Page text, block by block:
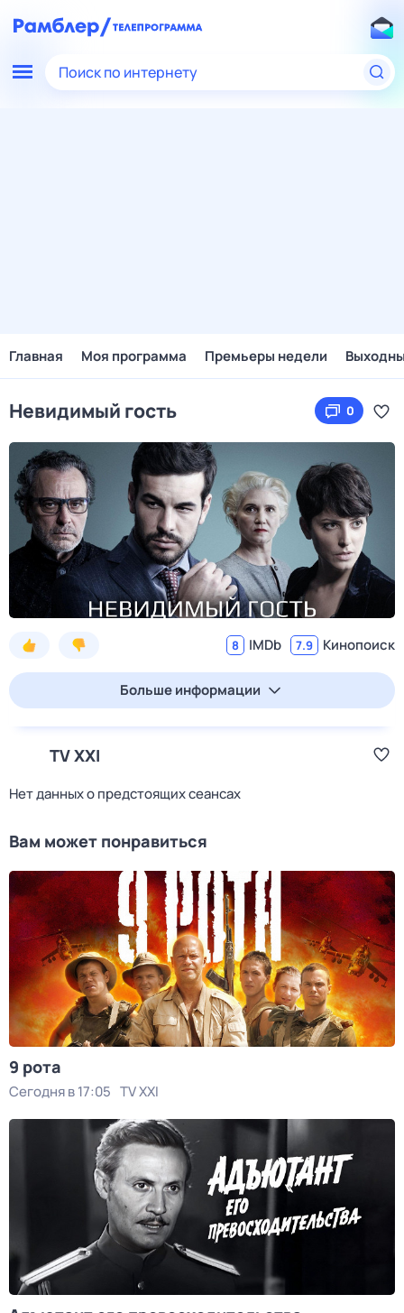
Поиск по интернету
Главная Моя программа Премьеры недели
Невидимый гость 0
8 IMDb 7.9 Кинопоиск
Больше информации
TV XXI
Нет данных о предстоящих сеансах
Вам может понравиться
9 рота
Сегодня в 17:05 TV XXI